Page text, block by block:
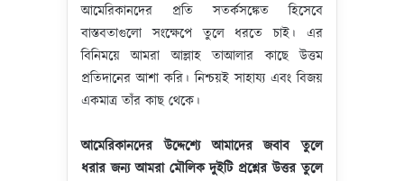
আমেরিকানদের প্রতি সতর্কসঙ্কেত হিসেবে
বাস্তবতাগুলো সংক্ষেপে তুলে ধরতে চাই। এর
বিনিময়ে আমরা আল্লাহ তাআলার কাছে উত্তম
প্রতিদানের আশা করি। নিশ্চয়ই সাহায্য এবং বিজয়
একমাত্র তাঁর কাছ থেকে।
আমেরিকানদের উদ্দেশ্যে আমাদের জবাব তুলে
ধরার জন্য আমরা মৌলিক দুইটি প্রশ্নের উত্তর তুলে